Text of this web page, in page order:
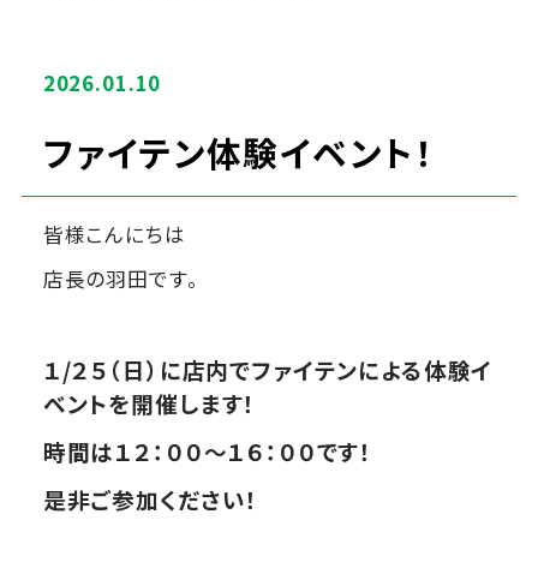
2026.01.10
ファイテン体験イベント！
皆様こんにちは
店長の羽田です。
１/２５（日）に店内でファイテンによる体験イ
ベントを開催します！
時間は１２：００～１６：００です！
是非ご参加ください！